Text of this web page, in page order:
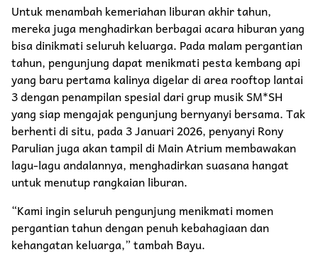
Untuk menambah kemeriahan liburan akhir tahun,
mereka juga menghadirkan berbagai acara hiburan yang
bisa dinikmati seluruh keluarga. Pada malam pergantian
tahun, pengunjung dapat menikmati pesta kembang api
yang baru pertama kalinya digelar di area rooftop lantai
3 dengan penampilan spesial dari grup musik SM*SH
yang siap mengajak pengunjung bernyanyi bersama. Tak
berhenti di situ, pada 3 Januari 2026, penyanyi Rony
Parulian juga akan tampil di Main Atrium membawakan
lagu-lagu andalannya, menghadirkan suasana hangat
untuk menutup rangkaian liburan.
“Kami ingin seluruh pengunjung menikmati momen
pergantian tahun dengan penuh kebahagiaan dan
kehangatan keluarga,” tambah Bayu.